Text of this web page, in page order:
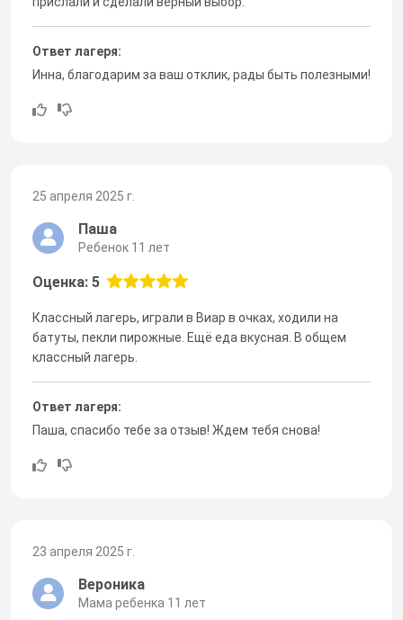
Ответ лагеря:
Инна, благодарим за ваш отклик, рады быть полезными!
25 апреля 2025 г.
Паша
Ребенок 11 лет
Оценка: 5
Классный лагерь, играли в Виар в очках, ходили на
батуты, пекли пирожные. Ещё еда вкусная. В общем
классный лагерь.
Ответ лагеря:
Паша, спасибо тебе за отзыв! Ждем тебя снова!
23 апреля 2025 г.
Вероника
Мама ребенка 11 лет